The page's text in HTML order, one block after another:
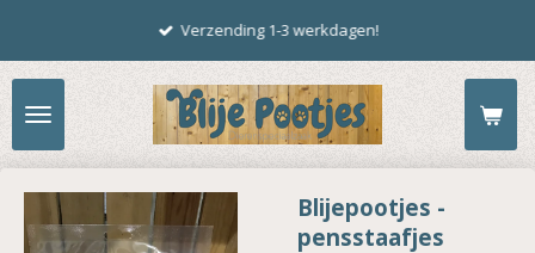
naar
de
hoofdinhoud
Verzending 1-3 werkdagen!
Blijepootjes -
pensstaafjes